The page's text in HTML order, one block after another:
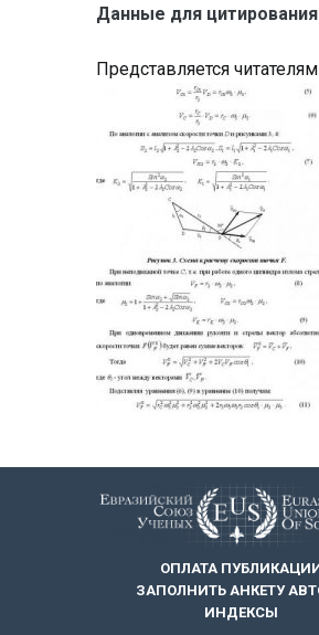
Данные для
Представляется
ОПЛАТА
ЗАПОЛНИТЬ АНКЕТУ
ИНДЕКСЫ